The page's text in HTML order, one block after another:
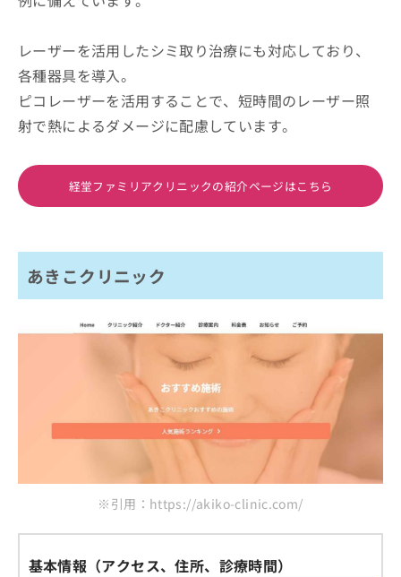
レーザーを活用したシミ取り治療にも対応しており、
各種器具を導入。
ピコレーザーを活用することで、短時間のレーザー照
射で熱によるダメージに配慮しています。
経堂ファミリアクリニックの紹介ページはこちら
あきこクリニック
※引用：https://akiko-clinic.com/
基本情報（アクセス、住所、診療時間）